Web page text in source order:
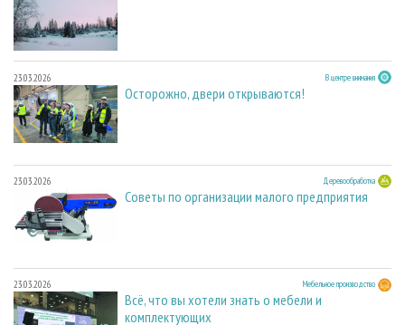
23.03.2026 В центре внимания
Осторожно, двери открываются!
23.03.2026 Деревообработка
Советы по организации малого предприятия
23.03.2026 Мебельное производство
Всё, что вы хотели знать о мебели и
комплектующих